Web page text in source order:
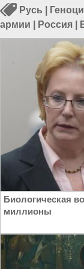
Русь
армии
Россия
Биологическая
миллионы